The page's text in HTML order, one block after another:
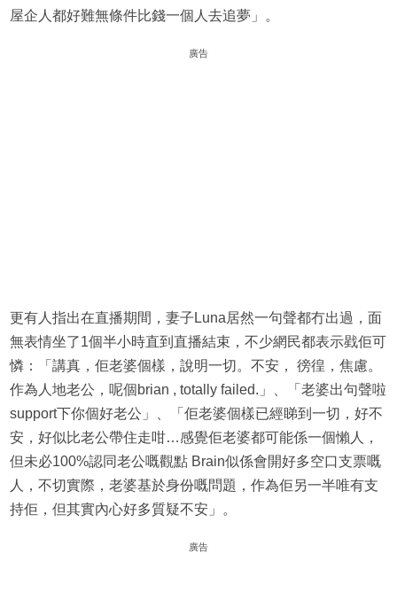
屋企人都好難無條件比錢一個人去追夢」。
廣告
更有人指出在直播期間，妻子Luna居然一句聲都冇出過，面
無表情坐了1個半小時直到直播結束，不少網民都表示戥佢可
憐：「講真，佢老婆個樣，說明一切。不安， 徬徨，焦慮。
作為人地老公，呢個brian , totally failed.」、「老婆出句聲啦
support下你個好老公」、「佢老婆個樣已經睇到一切，好不
安，好似比老公帶住走咁…感覺佢老婆都可能係一個懶人，
但未必100%認同老公嘅觀點 Brain似係會開好多空口支票嘅
人，不切實際，老婆基於身份嘅問題，作為佢另一半唯有支
持佢，但其實內心好多質疑不安」。
廣告